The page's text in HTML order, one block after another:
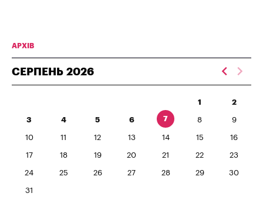
АРХІВ
СЕРПЕНЬ 2026
1 2
3 4 5 6 7 8 9
10 11 12 13 14 15 16
17 18 19 20 21 22 23
24 25 26 27 28 29 30
31